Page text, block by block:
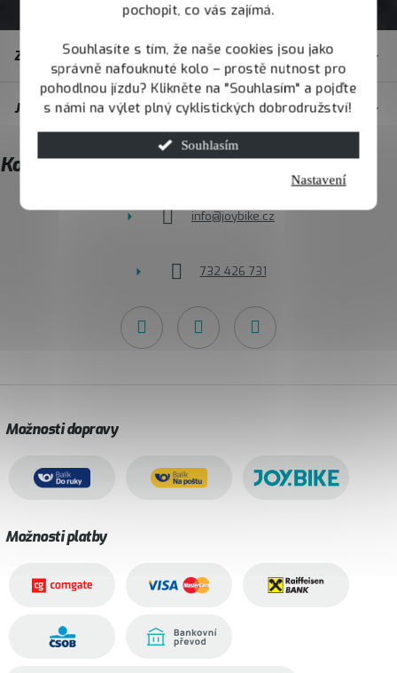
pochopit, co vás zajímá.
Souhlasíte s tím, že naše cookies jsou jako
správně nafouknuté kolo – prostě nutnost pro
pohodlnou jízdu? Klikněte na "Souhlasím" a pojďte
s námi na výlet plný cyklistických dobrodružství!
Souhlasím
Nastavení
t
í
Zákaznický servis
JOY.BIKE
Kontakt
info@joybike.cz
732 426 731
Možnosti dopravy
Možnosti platby